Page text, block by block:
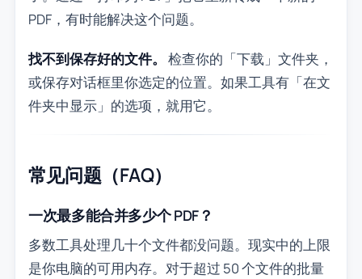
PDF，有时能解决这个问题。
找不到保存好的文件。 检查你的「下载」文件夹，
或保存对话框里你选定的位置。如果工具有「在文
件夹中显示」的选项，就用它。
常见问题（FAQ）
一次最多能合并多少个 PDF？
多数工具处理几十个文件都没问题。现实中的上限
是你电脑的可用内存。对于超过 50 个文件的批量